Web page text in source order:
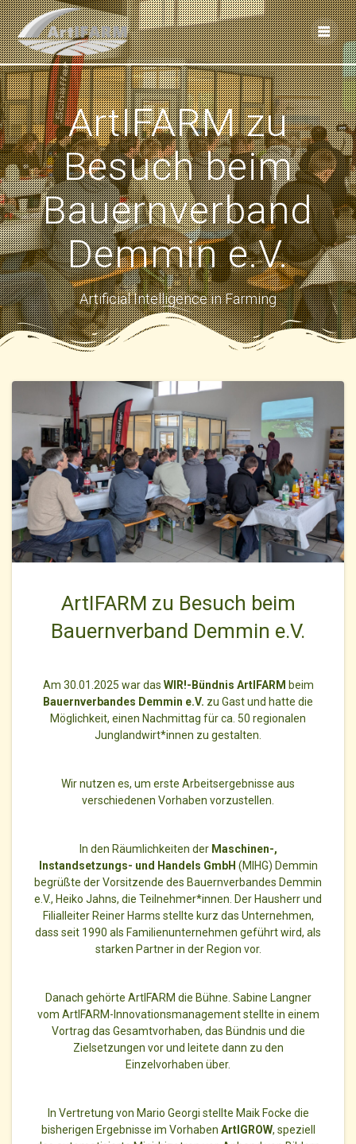
Skip
to
content
ArtIFARM zu
Besuch beim
Bauernverband
Demmin e.V.
Artificial Intelligence in Farming
ArtIFARM zu Besuch beim
Bauernverband Demmin e.V.
Am 30.01.2025 war das WIR!-Bündnis ArtIFARM beim
Bauernverbandes Demmin e.V. zu Gast und hatte die
Möglichkeit, einen Nachmittag für ca. 50 regionalen
Junglandwirt*innen zu gestalten.
Wir nutzen es, um erste Arbeitsergebnisse aus
verschiedenen Vorhaben vorzustellen.
In den Räumlichkeiten der Maschinen-,
Instandsetzungs- und Handels GmbH (MIHG) Demmin
begrüßte der Vorsitzende des Bauernverbandes Demmin
e.V., Heiko Jahns, die Teilnehmer*innen. Der Hausherr und
Filialleiter Reiner Harms stellte kurz das Unternehmen,
dass seit 1990 als Familienunternehmen geführt wird, als
starken Partner in der Region vor.
Danach gehörte ArtIFARM die Bühne. Sabine Langner
vom ArtIFARM-Innovationsmanagement stellte in einem
Vortrag das Gesamtvorhaben, das Bündnis und die
Zielsetzungen vor und leitete dann zu den
Einzelvorhaben über.
In Vertretung von Mario Georgi stellte Maik Focke die
bisherigen Ergebnisse im Vorhaben ArtIGROW, speziell